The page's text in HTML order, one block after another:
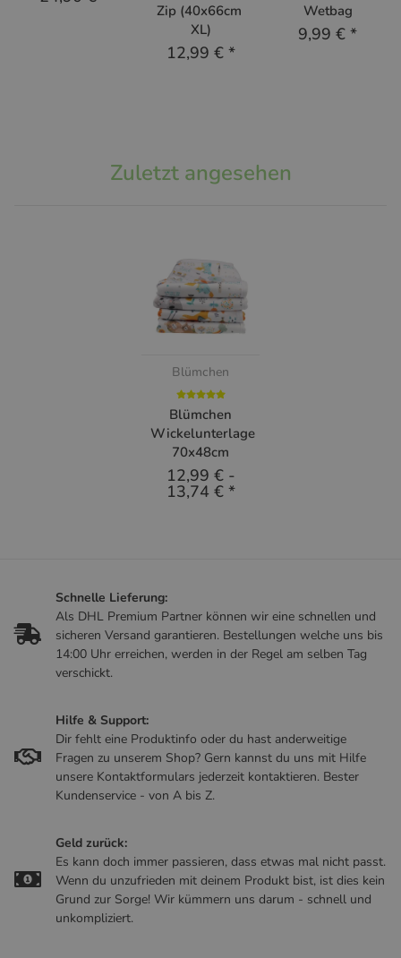
Zip (40x66cm
XL)
12,99 € *
Wetbag
9,99 € *
Zuletzt angesehen
Blümchen
Blümchen
Wickelunterlage
70x48cm
12,99 €-
13,74 € *
Schnelle Lieferung:
Als DHL Premium Partner können wir eine schnellen und
sicheren Versand garantieren. Bestellungen welche uns bis
14:00 Uhr erreichen, werden in der Regel am selben Tag
verschickt.
Hilfe & Support:
Dir fehlt eine Produktinfo oder du hast anderweitige
Fragen zu unserem Shop? Gern kannst du uns mit Hilfe
unsere Kontaktformulars jederzeit kontaktieren. Bester
Kundenservice - von A bis Z.
Geld zurück:
Es kann doch immer passieren, dass etwas mal nicht passt.
Wenn du unzufrieden mit deinem Produkt bist, ist dies kein
Grund zur Sorge! Wir kümmern uns darum - schnell und
unkompliziert.